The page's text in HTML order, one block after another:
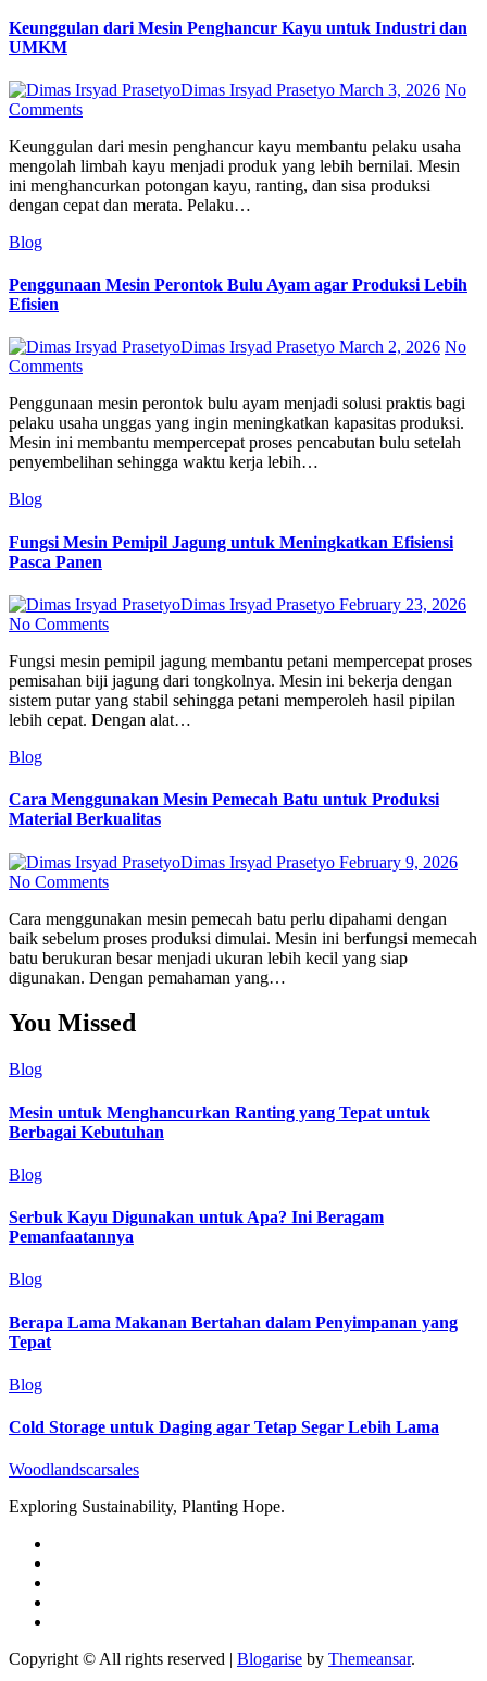
Keunggulan dari Mesin Penghancur Kayu untuk Industri dan
UMKM
Dimas Irsyad Prasetyo March 3, 2026 No
Comments
Keunggulan dari mesin penghancur kayu membantu pelaku usaha
mengolah limbah kayu menjadi produk yang lebih bernilai. Mesin
ini menghancurkan potongan kayu, ranting, dan sisa produksi
dengan cepat dan merata. Pelaku…
Blog
Penggunaan Mesin Perontok Bulu Ayam agar Produksi Lebih
Efisien
Dimas Irsyad Prasetyo March 2, 2026 No
Comments
Penggunaan mesin perontok bulu ayam menjadi solusi praktis bagi
pelaku usaha unggas yang ingin meningkatkan kapasitas produksi.
Mesin ini membantu mempercepat proses pencabutan bulu setelah
penyembelihan sehingga waktu kerja lebih…
Blog
Fungsi Mesin Pemipil Jagung untuk Meningkatkan Efisiensi
Pasca Panen
Dimas Irsyad Prasetyo February 23, 2026
No Comments
Fungsi mesin pemipil jagung membantu petani mempercepat proses
pemisahan biji jagung dari tongkolnya. Mesin ini bekerja dengan
sistem putar yang stabil sehingga petani memperoleh hasil pipilan
lebih cepat. Dengan alat…
Blog
Cara Menggunakan Mesin Pemecah Batu untuk Produksi
Material Berkualitas
Dimas Irsyad Prasetyo February 9, 2026
No Comments
Cara menggunakan mesin pemecah batu perlu dipahami dengan
baik sebelum proses produksi dimulai. Mesin ini berfungsi memecah
batu berukuran besar menjadi ukuran lebih kecil yang siap
digunakan. Dengan pemahaman yang…
You Missed
Blog
Mesin untuk Menghancurkan Ranting yang Tepat untuk
Berbagai Kebutuhan
Blog
Serbuk Kayu Digunakan untuk Apa? Ini Beragam
Pemanfaatannya
Blog
Berapa Lama Makanan Bertahan dalam Penyimpanan yang
Tepat
Blog
Cold Storage untuk Daging agar Tetap Segar Lebih Lama
Woodlandscarsales
Exploring Sustainability, Planting Hope.
Copyright © All rights reserved Blogarise by Themeansar.